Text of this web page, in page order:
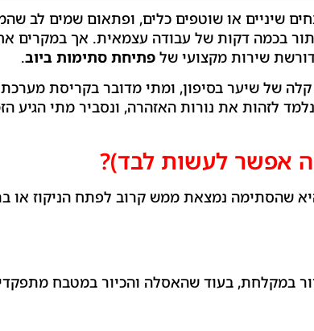
שיניים או שוטפים כלים, ופתאום שמים לב
בכמה דקות של עבודה עצמאית. אך במקרים
שירות מקצועי שלפתיחת סתימות ביוב.
קלה של שיער בסיפון, ומתי מדובר בקריסת
לזהות את נורות האזהרה, ונסביר מתי הגיע
אפשר לעשות לבד)?
שהסתימה נמצאת ממש קרוב לפתח הניקוז או
במקלחת, בעוד שהאסלה והכיור במטבח